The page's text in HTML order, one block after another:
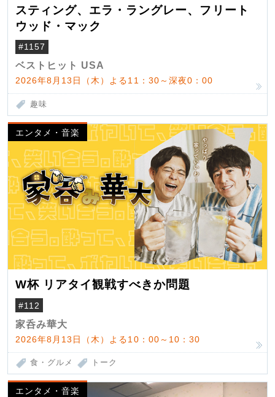
スティング、エラ・ラングレー、フリート
ウッド・マック
#1157
ベストヒット USA
2026年8月13日（木）よる11：30～深夜0：00
趣味
エンタメ・音楽
W杯 リアタイ観戦すべきか問題
#112
家呑み華大
2026年8月13日（木）よる10：00～10：30
食・グルメ トーク
エンタメ・音楽